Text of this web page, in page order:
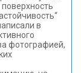
в
фотографией,